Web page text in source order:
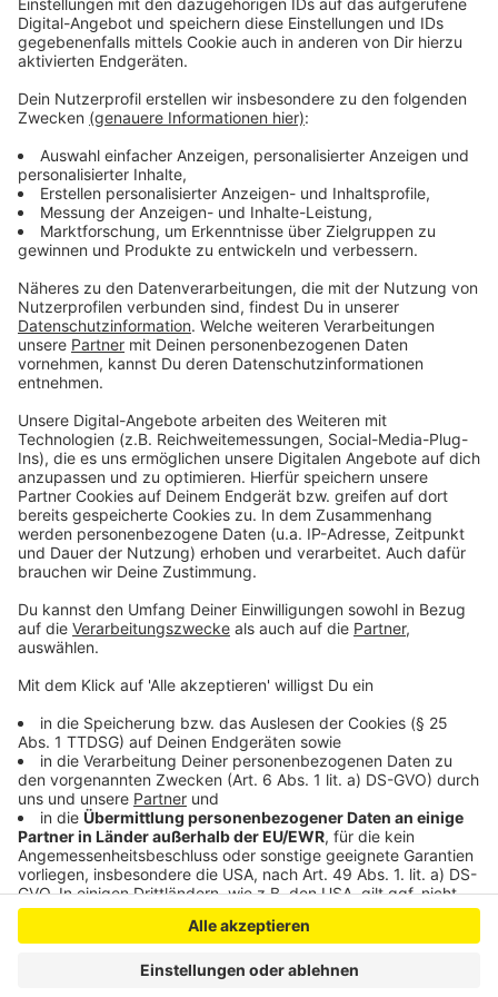
Anzeige
Anzeige
Die neue Single "Heard It All"
Wir benötigen Ihre
Zustimmung, um den YouTube
Video-Service zu laden!
Wir verwenden einen Service eines
Drittanbieters, um Videoinhalte
Daten zu Ihren Aktivitäten
sammeln. Bitte lesen Sie die
Details durch und stimmen Sie der
Nutzung des Service zu, um dieses
Video anzusehen.
Mehr Informationen
Akzeptieren
Management Platform
Anzeige
Anzeige